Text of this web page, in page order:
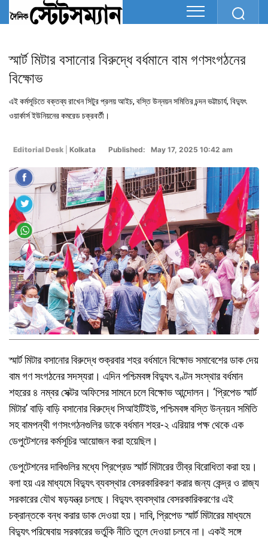
স্মার্ট মিটার বসানোর বিরুদ্ধে বর্ধমানে বাম গণসংগঠনের
বিক্ষোভ
এই কর্মসূচিতে বক্তব্য রাখেন সিটুর প্রলয় আইচ, বস্তি উন্নয়ন সমিতির চন্দন ভট্টাচার্য, বিদ্যুৎ
ওয়ার্কার্স ইউনিয়নের কমরেড চক্রবর্তী।
Editorial Desk Kolkata Published: May 17, 2025 10:42 am
স্মার্ট মিটার বসানোর বিরুদ্ধে শুক্রবার শহর বর্ধমানে বিক্ষোভ সমাবেশের ডাক দেয়
বাম গণ সংগঠনের সদস্যরা। এদিন পশ্চিমবঙ্গ বিদ্যুৎ বণ্টন সংস্থার বর্ধমান
শহরের ৪ নম্বর সেক্টর অফিসের সামনে চলে বিক্ষোভ আন্দোলন। ‘প্রিপেড স্মার্ট
মিটার’ বাড়ি বাড়ি বসানোর বিরুদ্ধে সিআইটিইউ, পশ্চিমবঙ্গ বস্তি উন্নয়ন সমিতি
সহ বামপন্থী গণসংগঠনগুলির ডাকে বর্ধমান শহর-২ এরিয়ার পক্ষ থেকে এক
ডেপুটেশনের কর্মসূচির আয়োজন করা হয়েছিল।
ডেপুটেশনের দাবিগুলির মধ্যে প্রিপ্রেড স্মার্ট মিটারের তীব্র বিরোধিতা করা হয়।
বলা হয় এর মাধ্যমে বিদ্যুৎ ব্যবস্থার বেসরকারিকরণ করার জন্য কেন্দ্র ও রাজ্য
সরকারের যৌথ ষড়যন্ত্র চলছে। বিদ্যুৎ ব্যবস্থার বেসরকারিকরণের এই
চক্রান্তকে বন্ধ করার ডাক দেওয়া হয়। দাবি, প্রিপেড স্মার্ট মিটারের মাধ্যমে
বিদ্যুৎ পরিষেবায় সরকারের ভর্তুকি নীতি তুলে দেওয়া চলবে না। একই সঙ্গে